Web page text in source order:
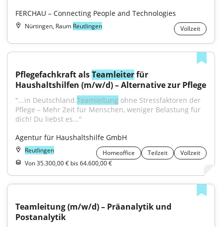
FERCHAU – Connecting People and Technologies
Nürtingen, Raum Reutlingen Vollzeit
Pflegefachkraft als Teamleiter für
Haushaltshilfen (m/w/d) – Alternative zur Pflege
"...in Deutschland.Teamleitung ohne Stressfaktoren der
Pflege – Mehr Zeit für Menschen, weniger Belastung für
dich! Du liebst es..."
Agentur für Haushaltshilfe GmbH
Reutlingen Homeoffice Teilzeit
Vollzeit
Von 35.300,00 € bis 64.600,00 €
Teamleitung (m/w/d) – Präanalytik und
Postanalytik